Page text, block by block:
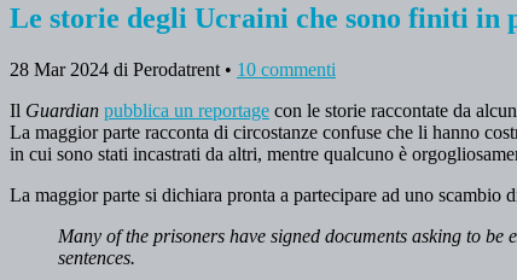
Le storie degli Ucraini che sono finiti in
28 Mar 2024 di Perodatrent • 10 commenti
Il Guardian pubblica un reportage con le storie raccontate da
La maggior parte racconta di circostanze confuse che li hanno
in cui sono stati incastrati da altri, mentre qualcuno è
La maggior parte si dichiara pronta a partecipare ad uno scambio
Many of the prisoners have signed documents asking to
sentences.